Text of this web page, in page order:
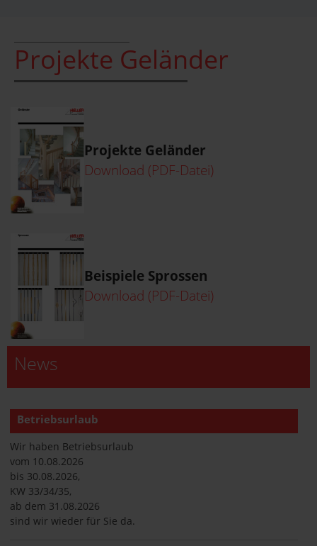
Projekte Geländer
Projekte Geländer
Download (PDF-Datei)
Beispiele Sprossen
Download (PDF-Datei)
News
Betriebsurlaub
Wir haben Betriebsurlaub
vom 10.08.2026
bis 30.08.2026,
KW 33/34/35,
ab dem 31.08.2026
sind wir wieder für Sie da.